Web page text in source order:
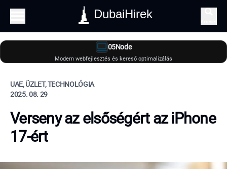
DubaiHirek
05Node
Modern webfejlesztés és kereső optimalizálás
UAE, ÜZLET, TECHNOLÓGIA
2025. 08. 29
Verseny az elsőségért az iPhone
17-ért